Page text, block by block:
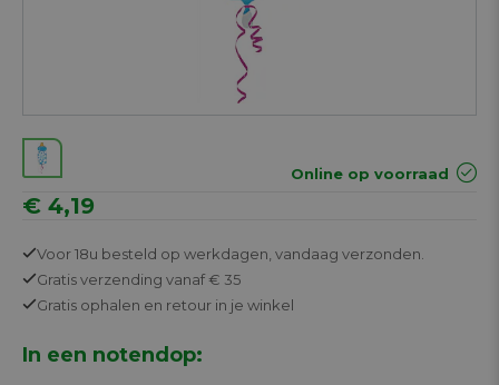
Online op voorraad
€ 4,19
Voor 18u besteld op werkdagen, vandaag verzonden.
Gratisverzending vanaf € 35
Gratis ophalen en retour in je winkel
In een notendop: